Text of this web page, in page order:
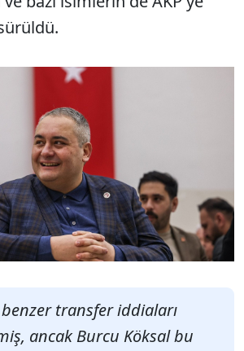
transfer iddiaları
ancak Burcu Köksal bu